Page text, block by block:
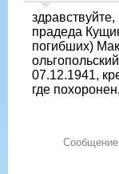
прадеда
погибших)
07.12.1941,
где похоронен.
Сообщение